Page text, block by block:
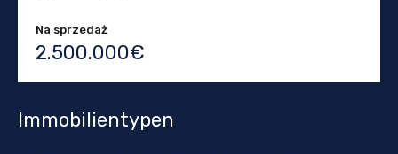
Na sprzedaż
2.500.000€
Immobilientypen